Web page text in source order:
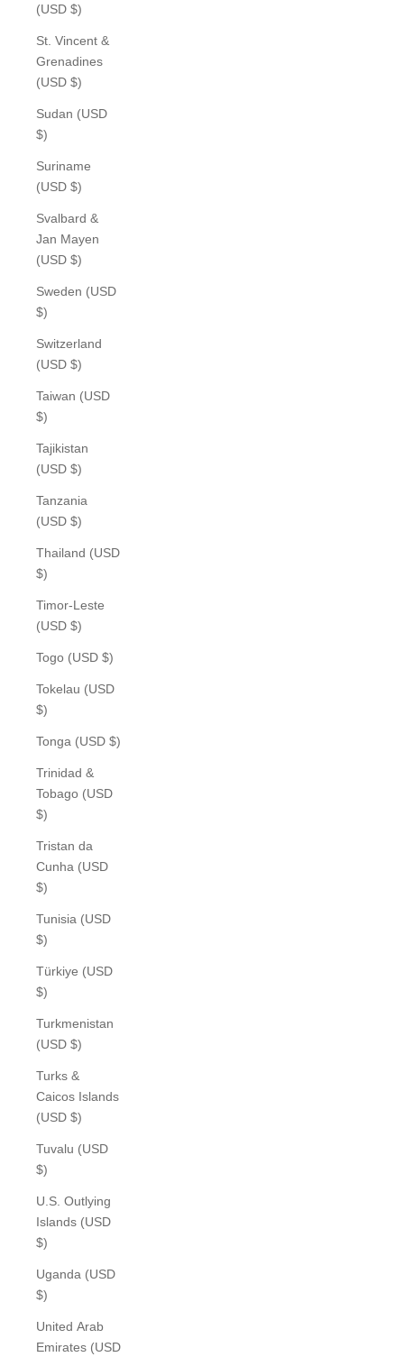
(USD $)
St. Vincent &
Grenadines
(USD $)
Sudan (USD
$)
Suriname
(USD $)
Svalbard &
Jan Mayen
(USD $)
Sweden (USD
$)
Switzerland
(USD $)
Taiwan (USD
$)
Tajikistan
(USD $)
Tanzania
(USD $)
Thailand (USD
$)
Timor-Leste
(USD $)
Togo (USD $)
Tokelau (USD
$)
Tonga (USD $)
Trinidad &
Tobago (USD
$)
Tristan da
Cunha (USD
$)
Tunisia (USD
$)
Türkiye (USD
$)
Turkmenistan
(USD $)
Turks &
Caicos Islands
(USD $)
Tuvalu (USD
$)
U.S. Outlying
Islands (USD
$)
Uganda (USD
$)
United Arab
Emirates (USD